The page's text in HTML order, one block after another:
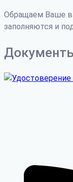
Обращаем Ваше
заполняются и